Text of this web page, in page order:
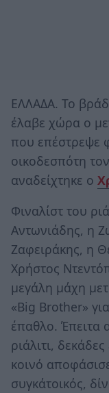
ΕΛΛΑΔΑ. Το
έλαβε χώρα ο
που επέστρεψε
οικοδεσπότη
αναδείχτηκε ο
Φιναλίστ του
Αντωνιάδης, η
Ζαφειράκης, η
Χρήστος
μεγάλη μάχη
«Big Brother»
έπαθλο. Έπειτα
ριάλιτι,
κοινό
συγκάτοικός,